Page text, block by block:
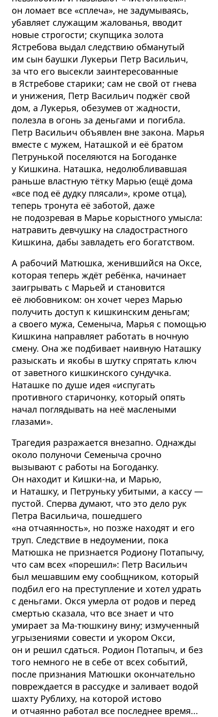
он ломает все «сплеча», не задумываясь,
убавляет служащим жалованья, вводит
новые строгости; скупщика золота
Ястребова выдал следствию обманутый
им сын баушки Лукерьи Петр Васильич,
за что его высекли заинтересованные
в Ястребове старики; сам не свой от гнева
и унижения, Петр Васильич поджёг свой
дом, а Лукерья, обезумев от жадности,
полезла в огонь за деньгами и погибла.
Петр Васильич объявлен вне закона. Марья
вместе с мужем, Наташкой и её братом
Петрунькой поселяются на Богоданке
у Кишкина. Наташка, недолюбливавшая
раньше властную тётку Марью (ещё дома
«все под её дудку плясали», кроме отца),
теперь тронута её заботой, даже
не подозревая в Марье корыстного умысла:
натравить девчушку на сладострастного
Кишкина, дабы завладеть его богатством.
А рабочий Матюшка, женившийся на Оксе,
которая теперь ждёт ребёнка, начинает
заигрывать с Марьей и становится
её любовником: он хочет через Марью
получить доступ к кишкинским деньгам;
а своего мужа, Семеныча, Марья с помощью
Кишкина направляет работать в ночную
смену. Она же подбивает наивную Наташку
разыскать и якобы в шутку спрятать ключ
от заветного кишкинского сундучка.
Наташке по душе идея «испугать
противного старичонку, который опять
начал поглядывать на неё маслеными
глазами».
Трагедия разражается внезапно. Однажды
около полуночи Семеныча срочно
вызывают с работы на Богоданку.
Он находит и Кишки-на, и Марью,
и Наташку, и Петруньку убитыми, а кассу —
пустой. Сперва думают, что это дело рук
Петра Васильича, пошедшего
«на отчаянность», но позже находят и его
труп. Следствие в недоумении, пока
Матюшка не признается Родиону Потапычу,
что сам всех «порешил»: Петр Васильич
был мешавшим ему сообщником, который
подбил его на преступление и хотел удрать
с деньгами. Окся умерла от родов и перед
смертью сказала, что все знает и что
умирает за Ма-тюшкину вину; измученный
угрызениями совести и укором Окси,
он и решил сдаться. Родион Потапыч, и без
того немного не в себе от всех событий,
после признания Матюшки окончательно
повреждается в рассудке и заливает водой
шахту Рублиху, на которой истово
и отчаянно работал все последнее время...